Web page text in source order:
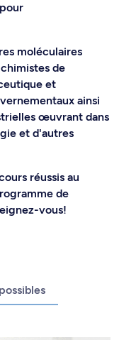
moléculaires
de
et
ainsi
œuvrant dans
et d'autres
réussis au
de
vous!